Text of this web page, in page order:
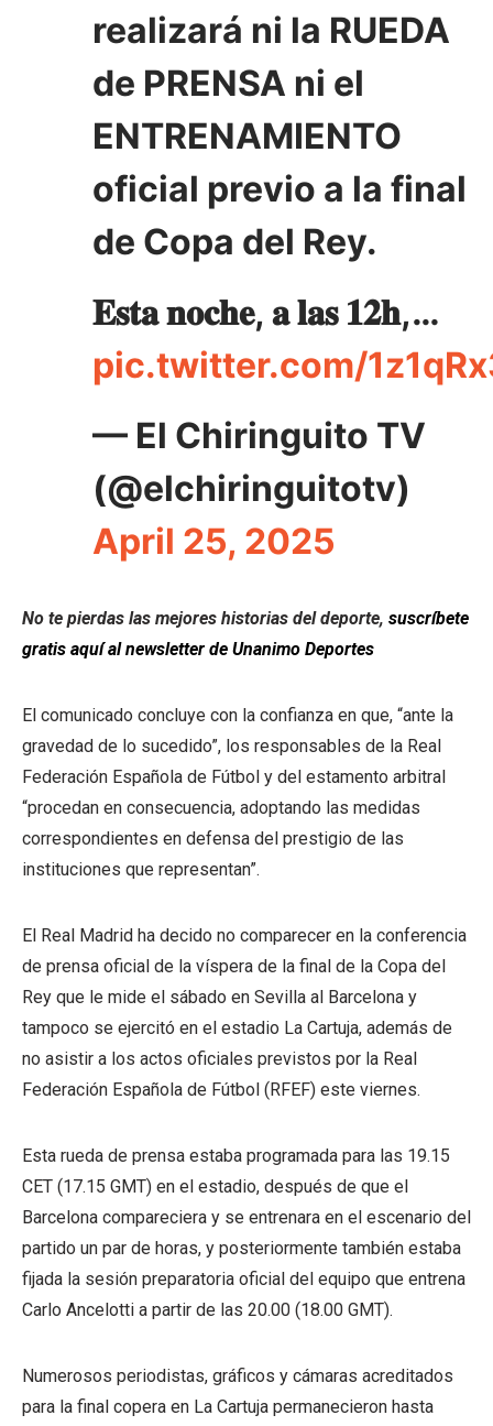
realizará ni la RUEDA
de PRENSA ni el
ENTRENAMIENTO
oficial previo a la final
de Copa del Rey.
𝐄𝐬𝐭𝐚 𝐧𝐨𝐜𝐡𝐞, 𝐚 𝐥𝐚𝐬 𝟏𝟐𝐡,…
pic.twitter.com/
— El Chiringuito TV
(@elchiringuitotv)
April 25, 2025
No te pierdas las mejores historias del deporte, suscríbete
gratis aquí al newsletter de Unanimo Deportes
El comunicado concluye con la confianza en que, “ante la
gravedad de lo sucedido”, los responsables de la Real
Federación Española de Fútbol y del estamento arbitral
“procedan en consecuencia, adoptando las medidas
correspondientes en defensa del prestigio de las
instituciones que representan”.
El Real Madrid ha decido no comparecer en la conferencia
de prensa oficial de la víspera de la final de la Copa del
Rey que le mide el sábado en Sevilla al Barcelona y
tampoco se ejercitó en el estadio La Cartuja, además de
no asistir a los actos oficiales previstos por la Real
Federación Española de Fútbol (RFEF) este viernes.
Esta rueda de prensa estaba programada para las 19.15
CET (17.15 GMT) en el estadio, después de que el
Barcelona compareciera y se entrenara en el escenario del
partido un par de horas, y posteriormente también estaba
fijada la sesión preparatoria oficial del equipo que entrena
Carlo Ancelotti a partir de las 20.00 (18.00 GMT).
Numerosos periodistas, gráficos y cámaras acreditados
para la final copera en La Cartuja permanecieron hasta